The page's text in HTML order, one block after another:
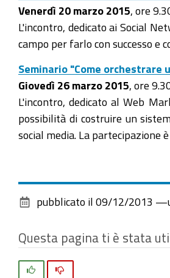
Venerdì 20 marzo 2015 , ore
L'incontro, dedicato ai Social
campo per farlo con successo e
Seminario "Come orchestrare
Giovedì 26 marzo 2015 , ore
L'incontro, dedicato al Web
possibilità di costruire un
social media. La partecipazione
pubblicato il 09/12/2013 —
Questa pagina ti è stata